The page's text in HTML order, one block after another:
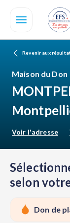
contenu
Revenir aux
Maison du Don
Voir l'adresse
selon
Don de